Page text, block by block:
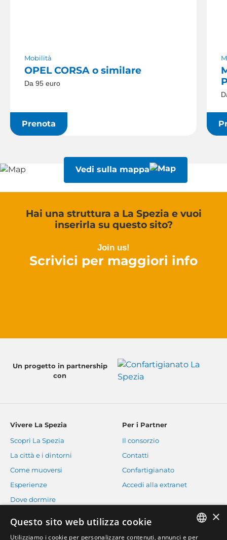
Mobilità
OPEL CORSA o similare
Da 95 euro
Prenota
Vedi sulla mappa
Hai una struttura a La Spezia e vuoi
inserirla su questo sito?
Join us!
Scrivici per maggiori info
Un progetto in partnership
con
Vivere La Spezia
Scopri La Spezia
La città e i dintorni
Come muoversi
Esperienze
Dove dormire
Eventi
Per i Partner
Il consorzio
Contatti
Confartigianato
Accedi alla extranet
×
Questo sito web utilizza cookie
Utilizziamo i cookie per personalizzare contenuti, annunci e per